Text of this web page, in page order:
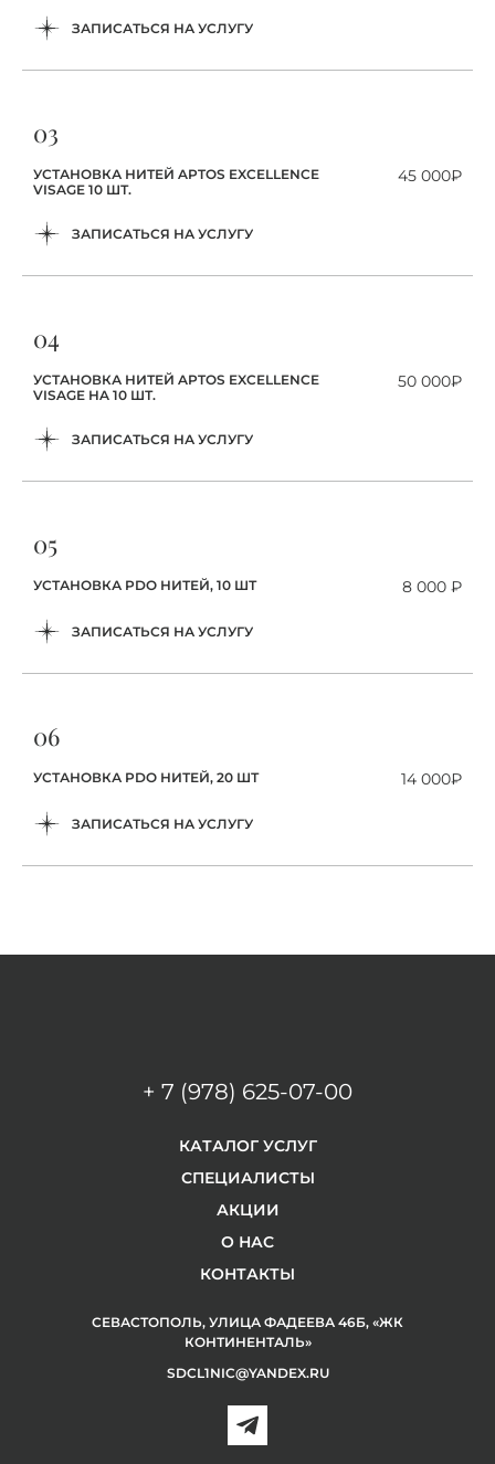
ЗАПИСАТЬСЯ НА УСЛУГУ
03
ЗАПИСАТЬСЯ НА УСЛУГУ
УСТАНОВКА НИТЕЙ APTOS EXCELLENCE
VISAGE 10 ШТ.
45 000₽
04
ЗАПИСАТЬСЯ НА УСЛУГУ
УСТАНОВКА НИТЕЙ APTOS EXCELLENCE
VISAGE HA 10 ШТ.
50 000₽
05
ЗАПИСАТЬСЯ НА УСЛУГУ
УСТАНОВКА PDO НИТЕЙ, 10 ШТ 8 000 ₽
06
ЗАПИСАТЬСЯ НА УСЛУГУ
УСТАНОВКА PDO НИТЕЙ, 20 ШТ 14 000₽
КАТАЛОГ УСЛУГ
СПЕЦИАЛИСТЫ
АКЦИИ
О НАС
КОНТАКТЫ
+ 7 (978) 625-07-00
СЕВАСТОПОЛЬ, УЛИЦА ФАДЕЕВА 46Б, «ЖК
КОНТИНЕНТАЛЬ»
SDCL1NIC@YANDEX.RU